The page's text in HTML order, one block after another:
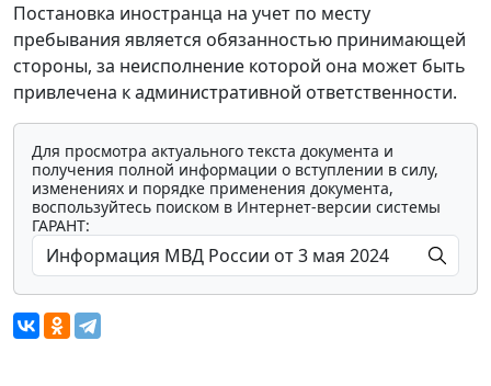
Постановка иностранца на учет по месту
пребывания является обязанностью принимающей
стороны, за неисполнение которой она может быть
привлечена к административной ответственности.
Для просмотра актуального текста документа и
получения полной информации о вступлении в силу,
изменениях и порядке применения документа,
воспользуйтесь поиском в Интернет-версии системы
ГАРАНТ: